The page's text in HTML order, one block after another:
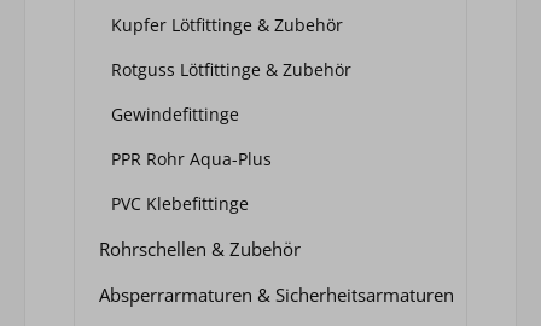
Kupfer Lötfittinge & Zubehör
Rotguss Lötfittinge & Zubehör
Gewindefittinge
PPR Rohr Aqua-Plus
PVC Klebefittinge
Rohrschellen & Zubehör
Absperrarmaturen & Sicherheitsarmaturen